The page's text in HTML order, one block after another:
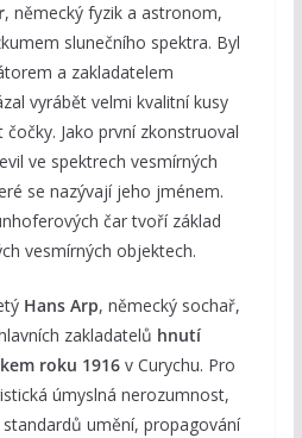
, německý fyzik a astronom,
slunečního spektra. Byl
a zakladatelem
vyrábět velmi kvalitní kusy
Jako první zkonstruoval
ve spektrech vesmírných
se nazývají jeho jménem.
čar tvoří základ
vesmírných objektech.
Hans Arp, německý sochař,
zakladatelů hnutí
roku 1916v Curychu. Pro
úmyslná nerozumnost,
umění, propagování